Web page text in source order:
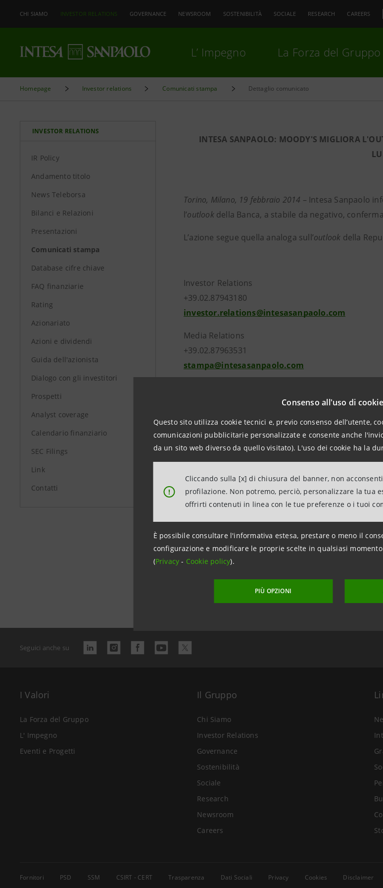
Consenso all'uso di cookie
Questo sito utilizza cookie tecnici e, previo consenso dell’utente,
comunicazioni pubblicitarie personalizzate e consente anche
da un sito web diverso da quello visitato). L'uso dei cookie ha la
!
Cliccando sulla [x] di chiusura del banner, non
profilazione. Non potremo, perciò, personalizzare la tua
offrirti contenuti in linea con le tue preferenze o i tuoi
È possibile consultare l'informativa estesa, prestare o meno il
configurazione e modificare le proprie scelte in qualsiasi
(Privacy- Cookie policy).
PIÙ OPZIONI
CHI SIAMO INVESTOR RELATIONS GOVERNANCE NEWSROOM SOSTENIBILITÀ SOCIALE RESEARCH CAREERS
L’ Impegno La Forza del Gruppo
Homepage Investor relations Comunicati stampa Dettaglio comunicato
INVESTOR RELATIONS
IR Policy
Andamento titolo
News Teleborsa
Bilanci e Relazioni
Presentazioni
Comunicati stampa
Database cifre chiave
FAQ finanziarie
Rating
Azionariato
Azioni e dividendi
Guida dell'azionista
Dialogo con gli investitori
Prospetti
Analyst coverage
Calendario finanziario
SEC Filings
Link
Contatti
INTESA SANPAOLO: MOODY'S MIGLIORA
Torino, Milano, 19 febbraio 2014 – Intesa Sanpaolo
l’outlookdella Banca, a stabile da negativo,
L’azione segue quella analoga sull’outlook della
Investor Relations
+39.02.87943180
investor.relations@intesasanpaolo.com
Media Relations
+39.02.87963531
stampa@intesasanpaolo.com
group.intesasanpaolo.com
Data ultimo aggiornamento 19 febbraio 2014 alle ore 08:57
Seguici anche su
I Valori
La Forza del Gruppo
L' Impegno
Eventi e Progetti
Il Gruppo
Chi Siamo
Investor Relations
Governance
Sostenibilità
Sociale
Research
Newsroom
Careers
Fornitori PSD SSM CSIRT - CERT Trasparenza Dati Sociali Privacy Cookies Disclaimer